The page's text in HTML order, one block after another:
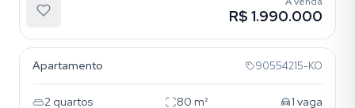
R$ 1.990.000
Apartamento 90554215-KO
2 quartos 80 m² 1 vaga